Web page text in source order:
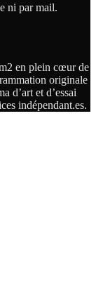
ni par mail.
en plein cœur de
originale
d’art et d’essai
indépendant.es.